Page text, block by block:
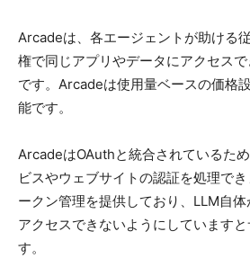
Arcadeは、各エージェントが助ける
権で同じアプリやデータにアクセス
です。Arcadeは使用量ベースの価格
能です。
ArcadeはOAuthと統合されているた
ビスやウェブサイトの認証を処理で
ークン管理を提供しており、LLM自
アクセスできないようにしています
す。